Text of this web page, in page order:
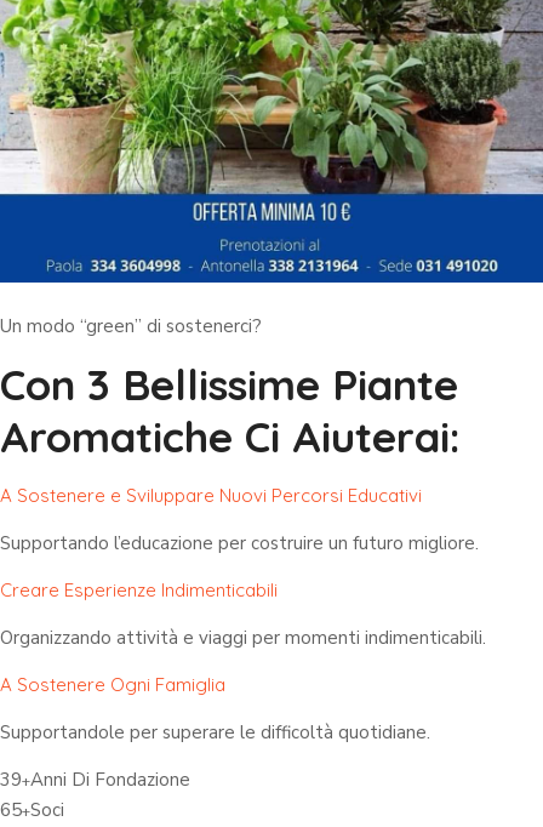
Un modo “green” di sostenerci?
Con 3 Bellissime Piante
Aromatiche Ci Aiuterai:
A Sostenere e Sviluppare Nuovi Percorsi Educativi
Supportando l’educazione per costruire un futuro migliore.
Creare Esperienze Indimenticabili
Organizzando attività e viaggi per momenti indimenticabili.
A Sostenere Ogni Famiglia
Supportandole per superare le difficoltà quotidiane.
39+Anni Di Fondazione
65+Soci